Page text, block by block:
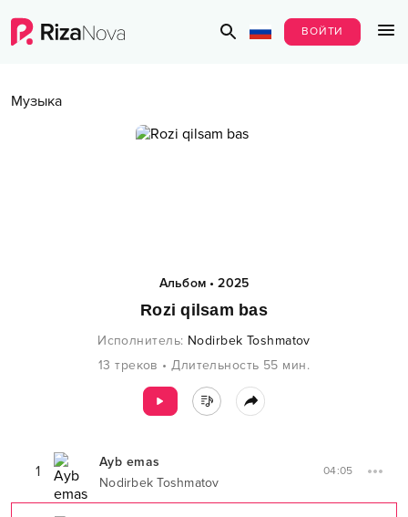
ВОЙТИ
Музыка
Альбом•2025
Rozi qilsam bas
Исполнитель: Nodirbek Toshmatov
13 треков •Длительность 55 мин.
1
Ayb emas
Nodirbek Toshmatov
04:05